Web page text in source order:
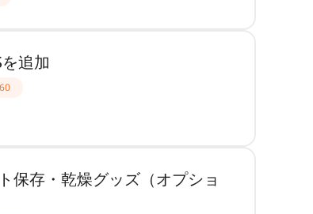
追加
保存・乾燥グッズ（オプショ